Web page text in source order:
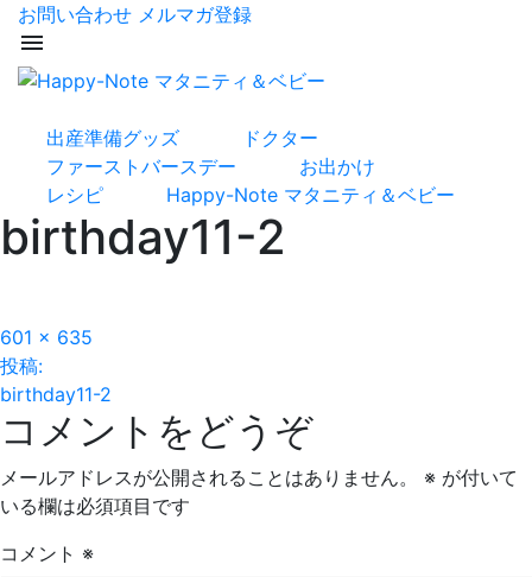
お問い合わせ メルマガ登録
menu
出産準備グッズ
ドクター
ファーストバースデー
お出かけ
レシピ
Happy-Note マタニティ＆ベビー
birthday11-2
フ
ル
サ
イ
ズ
601 × 635
投
稿
ナ
ビ
ゲ
投稿:
birthday11-2
コメントをどうぞ
メールアドレスが公開されることはありません。 ※ が付いて
いる欄は必須項目です
コメント ※